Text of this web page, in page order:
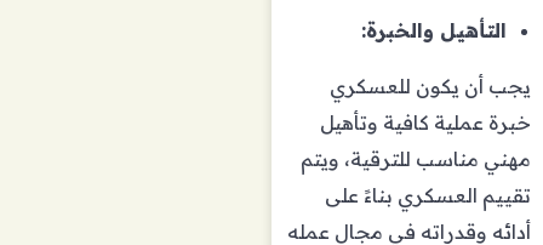
التأهيل والخبرة:
يجب أن يكون للعسكري
خبرة عملية كافية وتأهيل
مهني مناسب للترقية، ويتم
تقييم العسكري بناءً على
أدائه وقدراته في مجال عمله